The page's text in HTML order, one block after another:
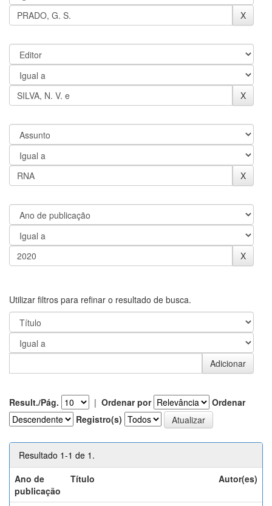
Utilizar filtros para refinar o resultado de busca.
Result./Pág. | Ordenar por
Ordenar
Registro(s)
Resultado 1-1 de 1.
Ano de
publicação
Título Autor(es)